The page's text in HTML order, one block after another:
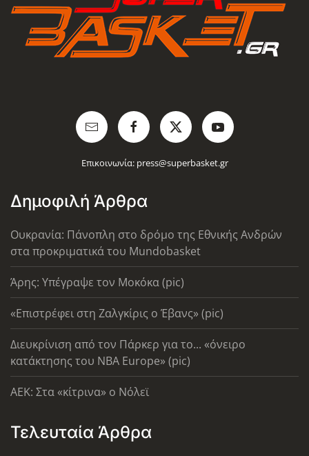
Επικοινωνία: press@superbasket.gr
Δημοφιλή Άρθρα
Ουκρανία: Πάνοπλη στο δρόμο της Εθνικής Ανδρών
στα προκριματικά του Mundobasket
Άρης: Υπέγραψε τον Μοκόκα (pic)
«Επιστρέφει στη Ζαλγκίρις ο Έβανς» (pic)
Διευκρίνιση από τον Πάρκερ για το... «όνειρο
κατάκτησης του ΝΒΑ Europe» (pic)
AEK: Στα «κίτρινα» ο Νόλεϊ
Τελευταία Άρθρα